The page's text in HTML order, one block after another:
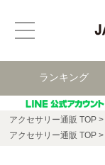
ランキング
アクセサリー通販 TOP
アクセサリー通販 TOP